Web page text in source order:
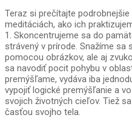
Teraz si prečítajte
meditáciách, ako ich
1. Skoncentrujeme sa do
strávený v prírode. Snažíme sa
pomocou obrázkov, ale aj
sa navodiť pocit pohybu v
premýšľame, vydáva iba
vypojiť logické premýšľanie a
svojich životných cieľov. Tiež
časťou svojho tela.